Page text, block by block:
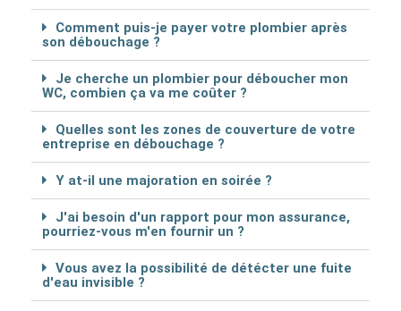
Comment puis-je payer votre plombier après
son débouchage ?
Je cherche un plombier pour déboucher mon
WC, combien ça va me coûter ?
Quelles sont les zones de couverture de votre
entreprise en débouchage ?
Y at-il une majoration en soirée ?
J'ai besoin d'un rapport pour mon assurance,
pourriez-vous m'en fournir un ?
Vous avez la possibilité de détécter une fuite
d'eau invisible ?